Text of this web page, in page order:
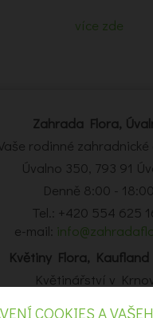
více zde
Zahrada Flora,
rodinné zahradnické
Úvalno 350, 793 91
Denně 8:00 - 18:00
Tel.: +420 554 625
e-mail:
Květiny Flora,
Květinářství v
Kaufland Krnov,
COOKIES A